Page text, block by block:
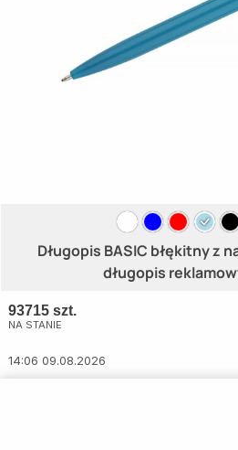
Długopis BASIC błękitny z
długopis
93715 szt.
NA STANIE
14:06 09.08.2026